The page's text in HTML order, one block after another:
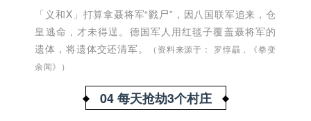
「义和X」打算拿聂将军“戮尸”，因八国联军追来，仓
皇逃命，才未得逞。德国军人用红毯子覆盖聂将军的
遗体，将遗体交还清军。
（资料来源于： 罗惇曧，《拳变
余闻》）
04 每天抢劫3个村庄